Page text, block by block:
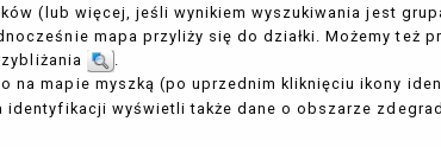
(lub więcej, jeśli wynikiem wyszukiwania jest
mapa przyliży się do działki. Możemy też
.
na mapie myszką (po uprzednim kliknięciu ikony
identyfikacji wyświetli także dane o obszarze